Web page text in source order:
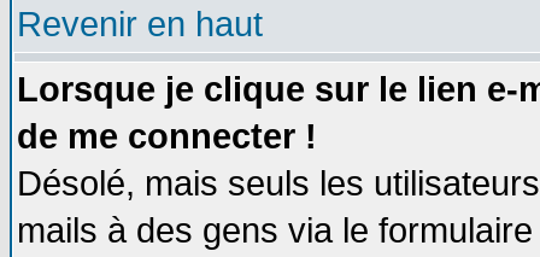
Revenir en haut
Lorsque je clique sur le lien e-
de me connecter !
Désolé, mais seuls les
mails à des gens via le